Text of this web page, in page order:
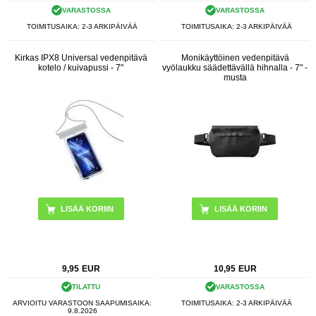
VARASTOSSA
TOIMITUSAIKA: 2-3 ARKIPÄIVÄÄ
VARASTOSSA
TOIMITUSAIKA: 2-3 ARKIPÄIVÄÄ
Kirkas IPX8 Universal vedenpitävä
kotelo / kuivapussi - 7"
LISÄÄ KORIIN
9,95 EUR
TILATTU
ARVIOITU VARASTOON SAAPUMISAIKA:
9.8.2026
Monikäyttöinen vedenpitävä
vyölaukku säädettävällä hihnalla - 7" -
musta
10,95 EUR
VARASTOSSA
TOIMITUSAIKA: 2-3 ARKIPÄIVÄÄ